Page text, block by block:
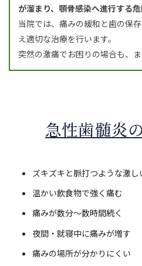
が溜まり、顎骨感染へ進行する危
当院では、痛みの緩和と歯の保
え適切な治療を行います。
突然の激痛でお困りの場合も、
急性歯髄炎
ズキズキと脈打つような激し
温かい飲食物で強く痛む
痛みが数分～数時間続く
夜間・就寝中に痛みが増す
痛みの場所が分かりにくい